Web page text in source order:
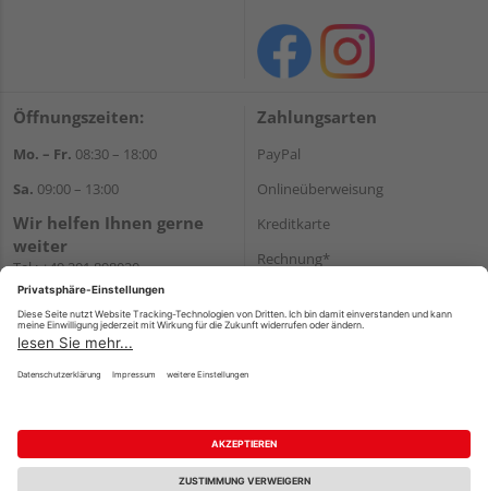
Öffnungszeiten:
Mo. – Fr. 08:30 – 18:00
Sa. 09:00 – 13:00
Wir helfen Ihnen gerne
weiter
Tel.:+49 201 898020
E-Mail:shop@vonderstein.de
Zahlungsarten
PayPal
Onlineüberweisung
Kreditkarte
Rechnung*
Versand
Impressum AGB Widerruf
Datenschutz
Reservierungsbedingungen
Vertrag widerrufen